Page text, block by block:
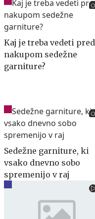
Kaj je treba vedeti pred
nakupom sedežne
garniture?
Sedežne garniture, ki
vsako dnevno sobo
spremenijo v raj